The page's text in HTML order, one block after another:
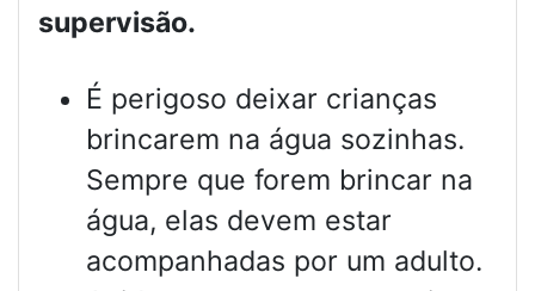
supervisão.
É perigoso deixar crianças
brincarem na água sozinhas.
Sempre que forem brincar na
água, elas devem estar
acompanhadas por um adulto.